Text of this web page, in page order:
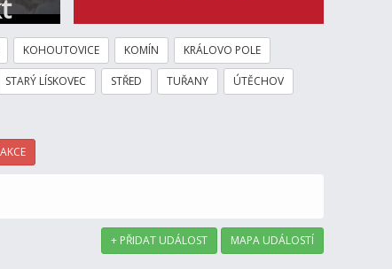
KOHOUTOVICE KOMÍN KRÁLOVO POLE
STARÝ LÍSKOVEC STŘED TUŘANY ÚTĚCHOV
+ PŘIDAT UDÁLOST MAPA UDÁLOSTÍ